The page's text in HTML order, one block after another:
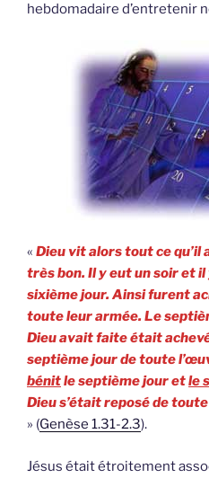
hebdomadaire d’entretenir
« Dieu vit alors tout ce qu’il
très bon. Il y eut un soir et
sixième jour. Ainsi furent
toute leur armée. Le
Dieu avait faite était
septième jour de toute
bénitle septième jour etle
Dieu s’était reposé de
» (Genèse 1.31-2.3).
Jésus était étroitement